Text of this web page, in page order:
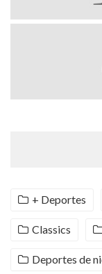
+ Deportes
Classics
Deportes de